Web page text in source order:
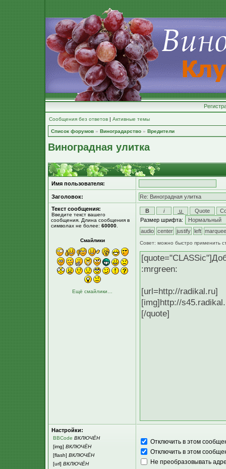
Сообщения без ответов | Активные темы
Список форумов » Виноградарство » Вредители
Виноградная улитка
Имя пользователя:
Заголовок:
Текст сообщения:
Введите текст вашего
сообщения. Длина сообщения в
символах не более: 60000
Смайлики
Ещё смайлики…
Размер шрифта:
Совет: можно быстро применить
Настройки:
BBCode ВКЛЮЧЁН
[img] ВКЛЮЧЁН
[flash] ВКЛЮЧЁН
[url] ВКЛЮЧЁН
Отключить в этом
Отключить в этом
Не преобразовывать